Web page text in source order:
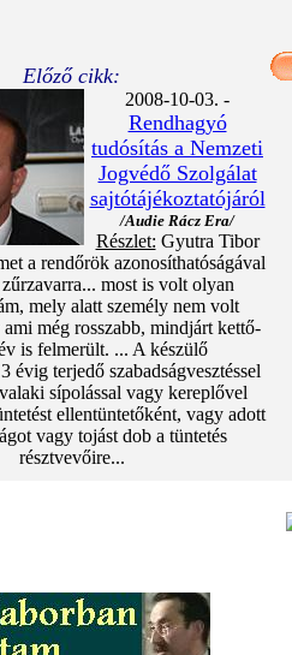
Előző cikk:
2008-10-03. -
Rendhagyó
tudósítás a Nemzeti
Jogvédő Szolgálat
sajtótájékoztatójáról
/Audie Rácz Era/
Részlet: Gyutra Tibor
a rendőrök azonosíthatóságával
most is volt olyan
mely alatt személy nem volt
még rosszabb, mindjárt kettő-
is felmerült. ... A készülő
évig terjedő szabadságvesztéssel
sípolással vagy kereplővel
ellentüntetőként, vagy adott
vagy tojást dob a tüntetés
résztvevőire...